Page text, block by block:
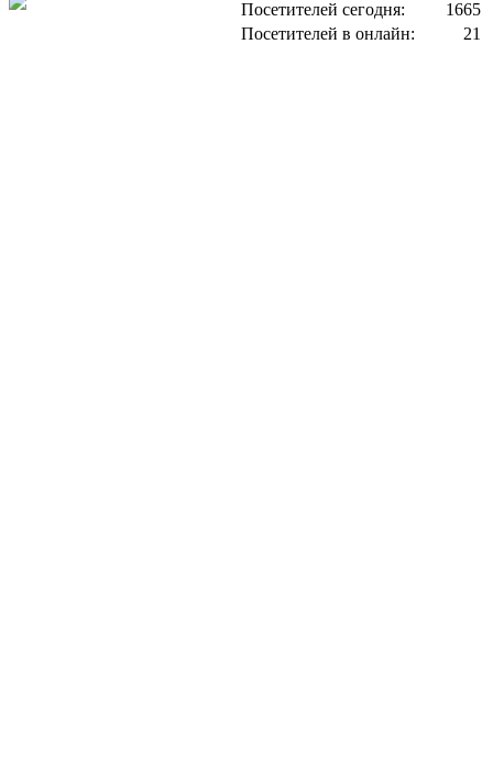
Посетителей сегодня:
1665
Посетителей в онлайн:
21